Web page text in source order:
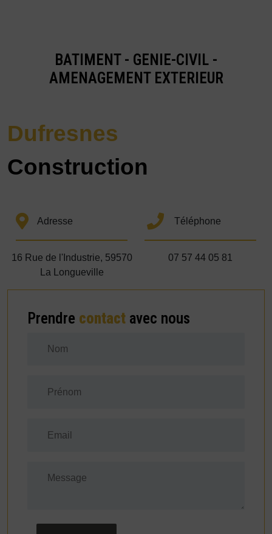
BATIMENT - GENIE-CIVIL -
AMENAGEMENT EXTERIEUR
Dufresnes
Construction
Adresse
16 Rue de l'Industrie, 59570
La Longueville
Téléphone
07 57 44 05 81
Prendre contact avec nous